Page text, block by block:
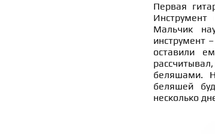
Первая
Мальчик
инструмент
оставили
беляшами.
беляшей
несколько